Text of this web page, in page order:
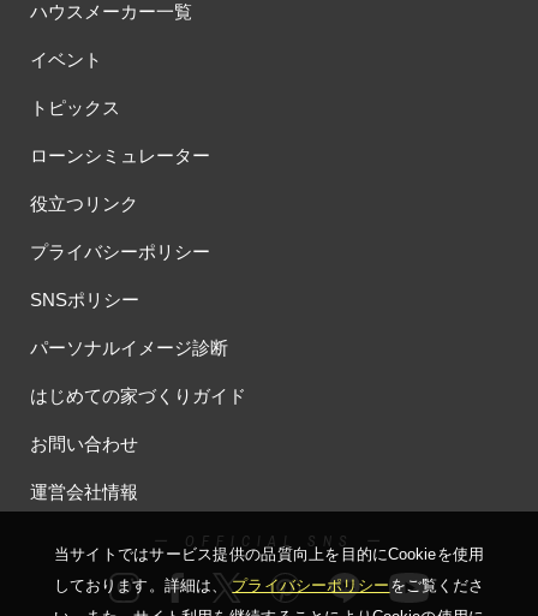
ハウスメーカー一覧
イベント
トピックス
ローンシミュレーター
役立つリンク
プライバシーポリシー
SNSポリシー
パーソナルイメージ診断
はじめての家づくりガイド
お問い合わせ
運営会社情報
ー OFFICIAL SNS ー
当サイトではサービス提供の品質向上を⽬的にCookieを使⽤
しております。詳細は、プライバシーポリシーをご覧くださ